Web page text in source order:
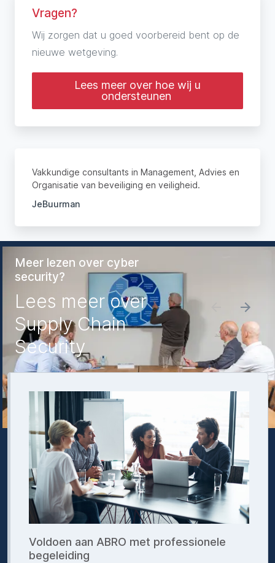
Vragen?
Wij zorgen dat u goed voorbereid bent op de
nieuwe wetgeving.
Lees meer over hoe wij u
ondersteunen
Vakkundige consultants in Management, Advies en
Organisatie van beveiliging en veiligheid.
JeBuurman
Meer lezen over cyber
security?
Lees meer over
Supply Chain
Security
Voldoen aan ABRO met professionele
begeleiding